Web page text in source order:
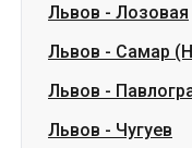
Львов - Лозовая
Львов - Самар
Львов -
Львов - Чугуев